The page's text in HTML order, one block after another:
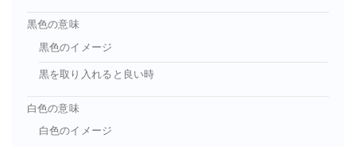
黒色の意味
黒色のイメージ
黒を取り入れると良い時
白色の意味
白色のイメージ